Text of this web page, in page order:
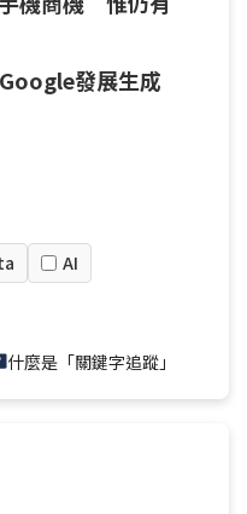
發展生成
AI
什麼是「關鍵字追蹤」